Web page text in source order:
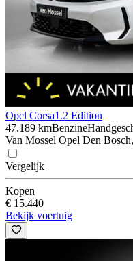
Opel Corsa1.2 Edition
47.189 kmBenzine
Van Mossel Opel Den
Vergelijk
Kopen
€ 15.440
Bekijk voertuig